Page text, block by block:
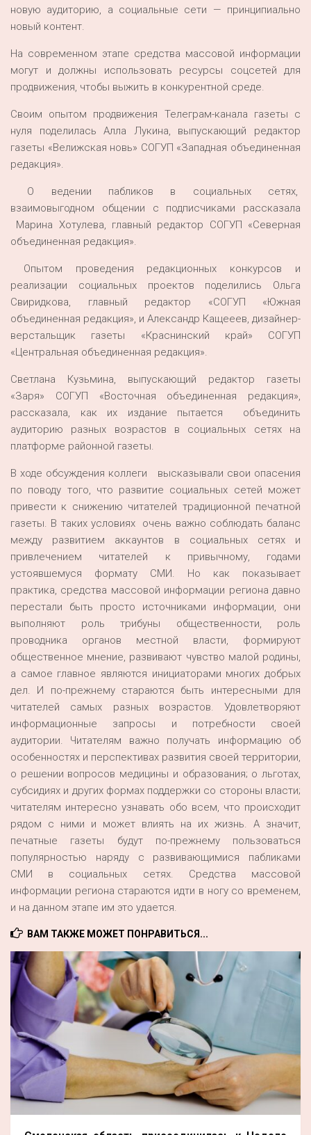
новую аудиторию, а социальные сети — принципиально
новый контент.
На современном этапе средства массовой информации
могут и должны использовать ресурсы соцсетей для
продвижения, чтобы выжить в конкурентной среде.
Своим опытом продвижения Телеграм-канала газеты с
нуля поделилась Алла Лукина, выпускающий редактор
газеты «Велижская новь» СОГУП «Западная объединенная
редакция».
О ведении пабликов в социальных сетях,
взаимовыгодном общении с подписчиками рассказала
Марина Хотулева, главный редактор СОГУП «Северная
объединенная редакция».
Опытом проведения редакционных конкурсов и
реализации социальных проектов поделились Ольга
Свиридкова, главный редактор «СОГУП «Южная
объединенная редакция», и Александр Кащееев, дизайнер-
верстальщик газеты «Краснинский край» СОГУП
«Центральная объединенная редакция».
Светлана Кузьмина, выпускающий редактор газеты
«Заря» СОГУП «Восточная объединенная редакция»,
рассказала, как их издание пытается объединить
аудиторию разных возрастов в социальных сетях на
платформе районной газеты.
В ходе обсуждения коллеги высказывали свои опасения
по поводу того, что развитие социальных сетей может
привести к снижению читателей традиционной печатной
газеты. В таких условиях очень важно соблюдать баланс
между развитием аккаунтов в социальных сетях и
привлечением читателей к привычному, годами
устоявшемуся формату СМИ. Но как показывает
практика, средства массовой информации региона давно
перестали быть просто источниками информации, они
выполняют роль трибуны общественности, роль
проводника органов местной власти, формируют
общественное мнение, развивают чувство малой родины,
а самое главное являются инициаторами многих добрых
дел. И по-прежнему стараются быть интересными для
читателей самых разных возрастов. Удовлетворяют
информационные запросы и потребности своей
аудитории. Читателям важно получать информацию об
особенностях и перспективах развития своей территории,
о решении вопросов медицины и образования; о льготах,
субсидиях и других формах поддержки со стороны власти;
читателям интересно узнавать обо всем, что происходит
рядом с ними и может влиять на их жизнь. А значит,
печатные газеты будут по-прежнему пользоваться
популярностью наряду с развивающимися пабликами
СМИ в социальных сетях. Средства массовой
информации региона стараются идти в ногу со временем,
и на данном этапе им это удается.
ВАМ ТАКЖЕ МОЖЕТ ПОНРАВИТЬСЯ...